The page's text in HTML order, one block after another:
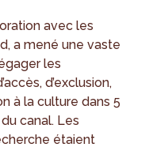
avec les
a mené une vaste
les
d’exclusion,
à la culture dans 5
canal. Les
étaient